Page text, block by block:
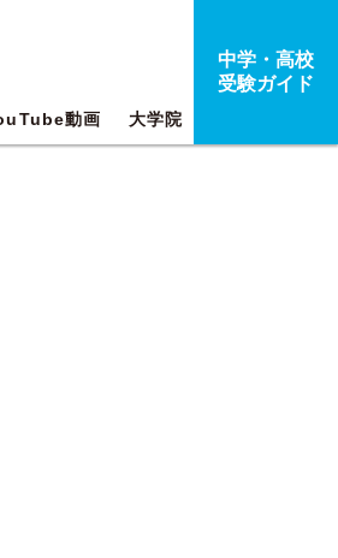
動画 大学院
中学・高校
受験ガイド